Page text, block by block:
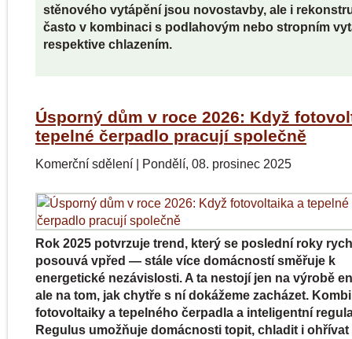
stěnového vytápění jsou novostavby, ale i
často v kombinaci s podlahovým nebo stropním
respektive chlazením.
Úsporný dům v roce 2026: Když
tepelné čerpadlo pracují společně
Komerční sdělení| Pondělí, 08. prosinec 2025
Rok 2025 potvrzuje trend, který se poslední roky
posouvá vpřed — stále více domácností směřuje k
energetické nezávislosti. A ta nestojí jen na výrobě
ale na tom, jak chytře s ní dokážeme zacházet.
fotovoltaiky a tepelného čerpadla a inteligentní
Regulus umožňuje domácnosti topit, chladit i